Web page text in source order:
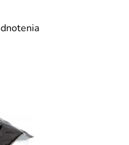
0,0 z 5 hviezdičiek.